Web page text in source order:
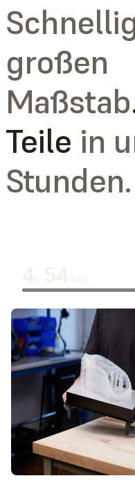
großen
Maßstab
Teile in
Stunden.
4h 54min